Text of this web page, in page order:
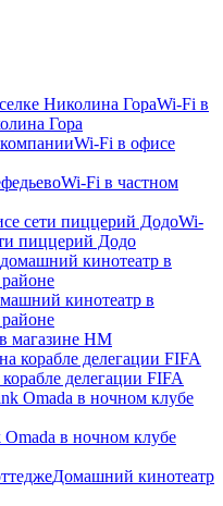
Wi-Fi в
Гора
Wi-Fi в офисе
Wi-Fi в частном
Wi-
пиццерий Додо
кинотеатр в
магазине HM
делегации FIFA
в ночном клубе
Домашний кинотеатр